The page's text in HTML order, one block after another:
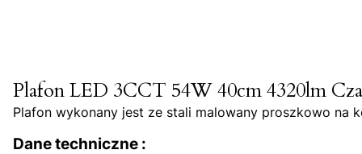
Plafon LED 3CCT 54W 40cm 4320lm
Plafon wykonany jest ze stali malowany proszkowo na
Dane techniczne :